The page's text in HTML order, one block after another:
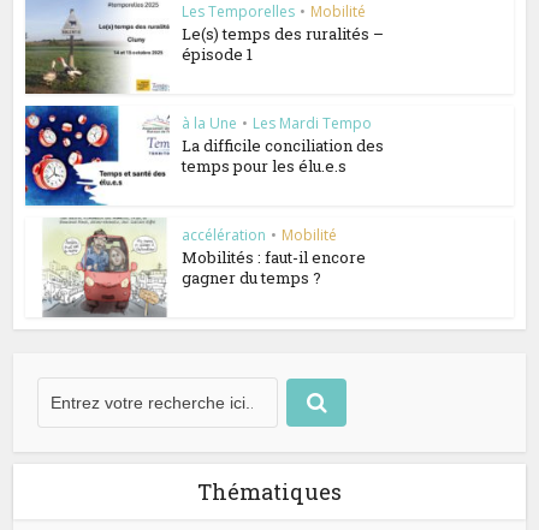
Les Temporelles • Mobilité
Le(s) temps des ruralités –
épisode 1
à la Une • Les Mardi Tempo
La difficile conciliation des
temps pour les élu.e.s
accélération • Mobilité
Mobilités : faut-il encore
gagner du temps ?
Thématiques